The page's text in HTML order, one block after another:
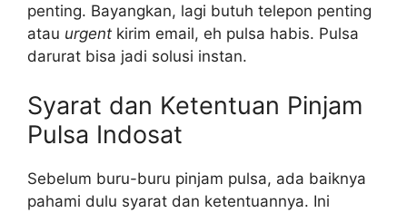
penting. Bayangkan, lagi butuh telepon penting
atau urgent kirim email, eh pulsa habis. Pulsa
darurat bisa jadi solusi instan.
Syarat dan Ketentuan Pinjam
Pulsa Indosat
Sebelum buru-buru pinjam pulsa, ada baiknya
pahami dulu syarat dan ketentuannya. Ini